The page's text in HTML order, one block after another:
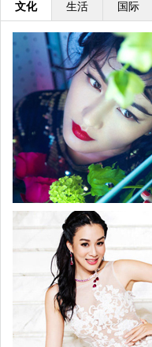
文化 生活 国际